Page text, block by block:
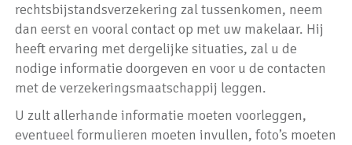
rechtsbijstandsverzekering zal tussenkomen, neem
dan eerst en vooral contact op met uw makelaar. Hij
heeft ervaring met dergelijke situaties, zal u de
nodige informatie doorgeven en voor u de contacten
met de verzekeringsmaatschappij leggen.
U zult allerhande informatie moeten voorleggen,
eventueel formulieren moeten invullen, foto’s moeten